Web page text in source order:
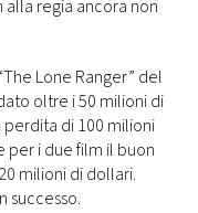
regia ancora non
Lone Ranger” del
oltre i 50 milioni di
perdita di 100 milioni
per i due film il buon
milioni di dollari.
successo.